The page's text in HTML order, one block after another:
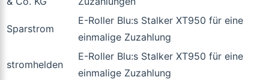
Sparstrom
E-Roller Blu:s Stalker XT950 für eine
einmalige Zuzahlung
stromhelden
E-Roller Blu:s Stalker XT950 für eine
einmalige Zuzahlung